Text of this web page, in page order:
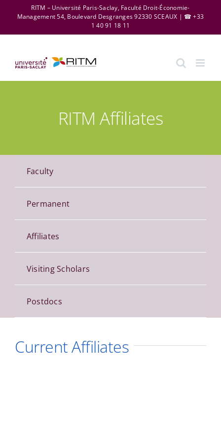
content
RITM – Université Paris-Saclay, Faculté Droit-Économie-
Management 54, Boulevard Desgranges 92330 SCEAUX | ☎ +33
1 40 91 18 11
RITM Affiliates
Faculty
Permanent
Affiliates
Visiting Scholars
Postdocs
Current Affiliates